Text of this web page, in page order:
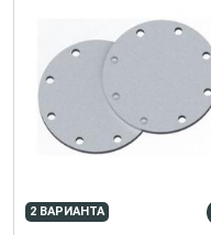
2 ВАРИАНТА